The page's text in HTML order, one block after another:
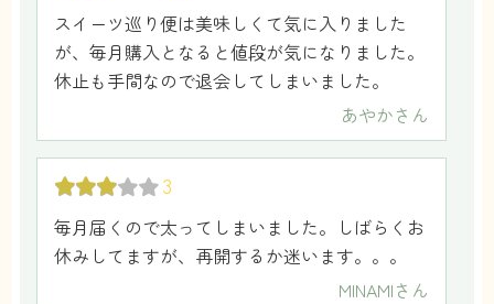
百合子さん
5
友達とお茶会をする機会が多いので、その時に
スイーツ巡り便のお菓子をだしています。いつ
も美味しいと友達から好評です。
ねこたん さん
スイーツ巡り便は美味しくて気に入りました
が、毎月購入となると値段が気になりました。
休止も手間なので退会してしまいました。
あやかさん
3
毎月届くので太ってしまいました。しばらくお
休みしてますが、再開するか迷います。。。
MINAMIさん